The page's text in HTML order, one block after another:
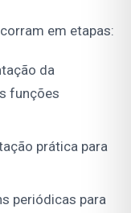
em etapas:
da
funções
prática para
periódicas para